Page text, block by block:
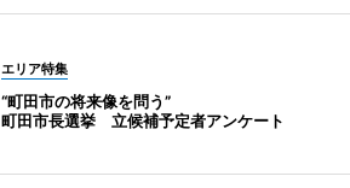
エリア特集
“町田市の将来像を問う”
町田市長選挙 立候補予定者アンケート